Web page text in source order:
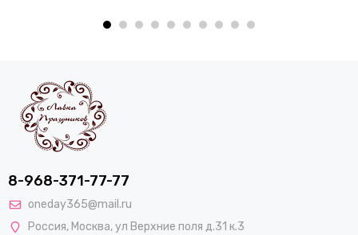
8-968-371-77-77
oneday365@mail.ru
Россия, Москва,ул Верхние поля д.31 к.3